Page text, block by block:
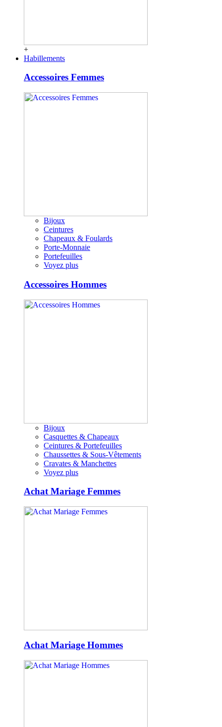
+
Habillements
Accessoires Femmes
Bijoux
Ceintures
Chapeaux & Foulards
Porte-Monnaie
Portefeuilles
Voyez plus
Accessoires Hommes
Bijoux
Casquettes & Chapeaux
Ceintures & Portefeuilles
Chaussettes & Sous-Vêtements
Cravates & Manchettes
Voyez plus
Achat Mariage Femmes
Achat Mariage Hommes